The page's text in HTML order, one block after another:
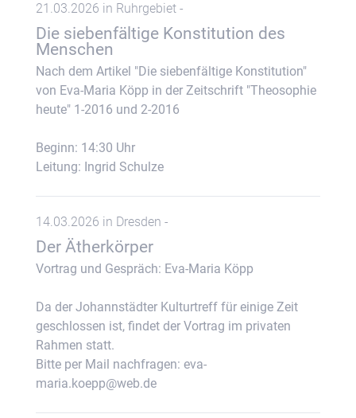
21.03.2026 in Ruhrgebiet -
Die siebenfältige Konstitution des
Menschen
Nach dem Artikel "Die siebenfältige Konstitution"
von Eva-Maria Köpp in der Zeitschrift "Theosophie
heute" 1-2016 und 2-2016
Beginn: 14:30 Uhr
Leitung: Ingrid Schulze
14.03.2026 in Dresden -
Der Ätherkörper
Vortrag und Gespräch: Eva-Maria Köpp
Da der Johannstädter Kulturtreff für einige Zeit
geschlossen ist, findet der Vortrag im privaten
Rahmen statt.
Bitte per Mail nachfragen: eva-
maria.koepp@web.de